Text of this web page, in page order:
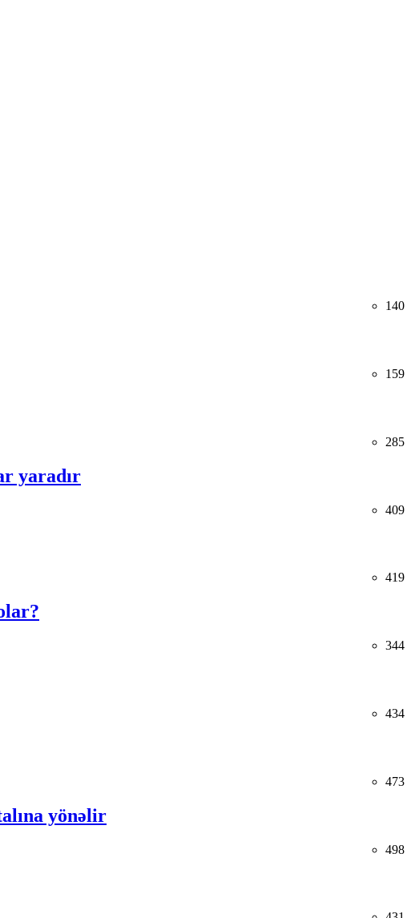
140
159
285
yaradır
409
419
344
434
473
yönəlir
498